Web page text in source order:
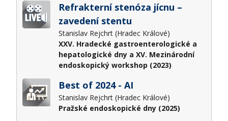
Refrakterní stenóza jícnu –
zavedení stentu
Stanislav Rejchrt (Hradec Králové)
XXV. Hradecké gastroenterologické a
hepatologické dny a XV. Mezinárodní
endoskopický workshop (2023)
Best of 2024 - AI
Stanislav Rejchrt (Hradec Králové)
Pražské endoskopické dny (2025)